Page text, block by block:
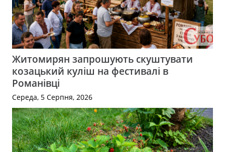
Житомирян запрошують скуштувати
козацький куліш на фестивалі в
Романівці
Середа, 5 Серпня, 2026